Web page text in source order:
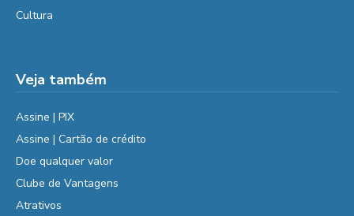
Cultura
Veja também
Assine | PIX
Assine | Cartão de crédito
Doe qualquer valor
Clube de Vantagens
Atrativos